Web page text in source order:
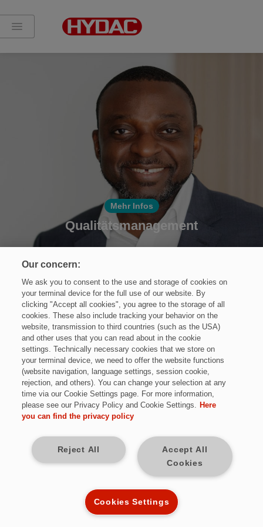
Mehr Infos
Qualitätsmanagement
Das erwartet Sie
Im Bereich Qualitätswesen wartet eine Vielzahl
spannender Aufgaben und Verantwortlichkeiten auf Sie,
die darauf abzielen, die Qualität unserer Produkte,
Dienstleistungen und Prozessen stets zu gewährleisten
und kontinuierlich zu verbessern. Verlässliches
Qualitätsmanagement spielt eine zentrale Rolle bei der
Sicherstellung der Kundenzufriedenheit, der Einhaltung
von Standards und Vorschriften sowie der
Effizienzsteigerung. Im Qualitätswesen bei HYDAC
Our concern:
We ask you to consent to the use and storage of cookies on
your terminal device for the full use of our website. By
clicking "Accept all cookies", you agree to the storage of all
cookies. These also include tracking your behavior on the
website, transmission to third countries (such as the USA)
and other uses that you can read about in the cookie
settings. Technically necessary cookies that we store on
your terminal device, we need to offer the website functions
(website navigation, language settings, session cookie,
rejection, and others). You can change your selection at any
time via our Cookie Settings page. For more information,
please see our Privacy Policy and Cookie Settings. Here
you can find the privacy policy
Accept All
Cookies
Reject All
Cookies Settings